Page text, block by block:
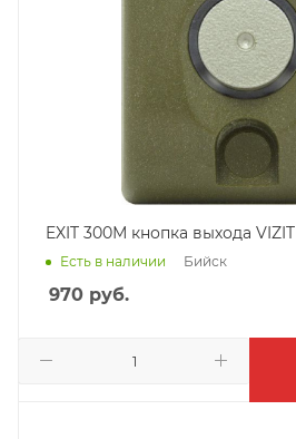
EXIT 300М кнопка выхода VIZIT
Есть в наличии Бийск
970 руб.